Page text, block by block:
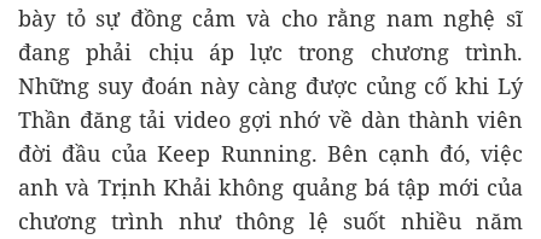
bày tỏ sự đồng cảm và cho rằng nam nghệ sĩ
đang phải chịu áp lực trong chương trình.
Những suy đoán này càng được củng cố khi Lý
Thần đăng tải video gợi nhớ về dàn thành viên
đời đầu của Keep Running. Bên cạnh đó, việc
anh và Trịnh Khải không quảng bá tập mới của
chương trình như thông lệ suốt nhiều năm